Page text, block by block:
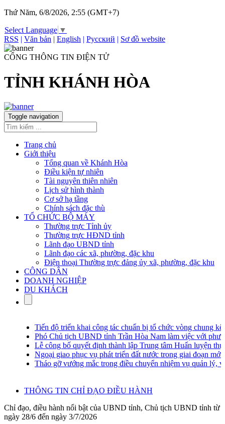
Thứ Năm, 6/8/2026, 2:55 (GMT+7)
Select Language ▼
RSS | Văn bản | English | Русский | Sơ đồ website
CỔNG THÔNG TIN ĐIỆN TỬ
TỈNH KHÁNH HÒA
Toggle navigation
Trang chủ
Giới thiệu
Tổng quan về Khánh Hòa
Điều kiện tự nhiên
Tài nguyên thiên nhiên
Lịch sử hình thành
Cơ sở hạ tầng
Chính sách đặc thù
TỔ CHỨC BỘ MÁY
Thường trực Tỉnh ủy
Thường trực HĐND tỉnh
Lãnh đạo UBND tỉnh
Lãnh đạo các xã, phường, đặc khu
Điện thoại Thường trực đảng ủy xã, phường, đặc khu
CÔNG DÂN
DOANH NGHIỆP
DU KHÁCH
Tiến độ triển khai công tác chuẩn bị tổ chức vòng chung kết
Phó Chủ tịch UBND tỉnh Trần Hòa Nam làm việc với
Lễ công bố quyết định thành lập Trung tâm Huấn luyện thực
Ngoại giao phục vụ phát triển đất nước trong giai đoạn mới
Tháo gỡ vướng mắc trong điều chuyển nhiệm vụ quản lý,
THÔNG TIN CHỈ ĐẠO ĐIỀU HÀNH
Chỉ đạo, điều hành nổi bật của UBND tỉnh, Chủ tịch UBND tỉnh từ
ngày 28/6 đến ngày 3/7/2026